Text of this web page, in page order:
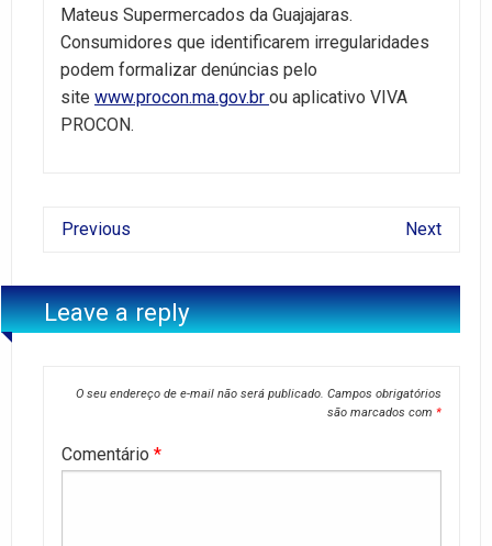
Mateus Supermercados da Guajajaras.
Consumidores que identificarem irregularidades
podem formalizar denúncias pelo
site www.procon.ma.gov.br ou aplicativo VIVA
PROCON.
Previous Next
Leave a reply
O seu endereço de e-mail não será publicado. Campos obrigatórios
são marcados com *
Comentário *